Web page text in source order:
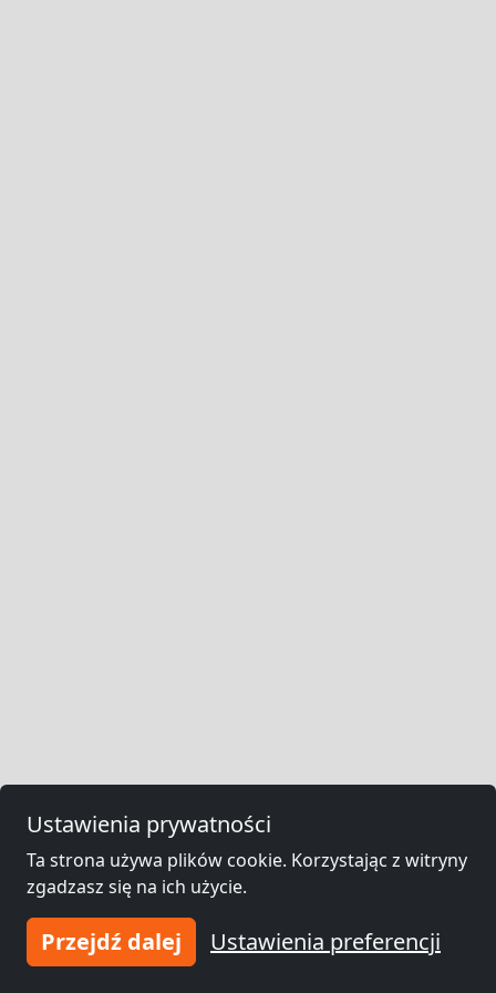
Ustawienia prywatności
Ta strona używa plików cookie. Korzystając z witryny
zgadzasz się na ich użycie.
Przejdź dalej Ustawienia preferencji